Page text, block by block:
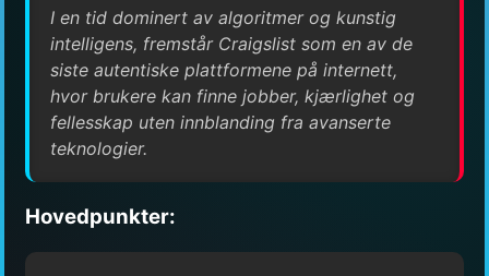
I en tid dominert av algoritmer og kunstig
intelligens, fremstår Craigslist som en av de
siste autentiske plattformene på internett,
hvor brukere kan finne jobber, kjærlighet og
fellesskap uten innblanding fra avanserte
teknologier.
Hovedpunkter: